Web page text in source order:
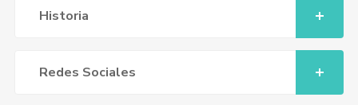
Historia
Redes Sociales